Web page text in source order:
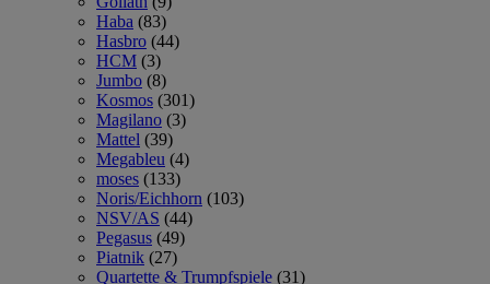
Haba (83)
Hasbro (44)
HCM (3)
Jumbo (8)
Kosmos (301)
Magilano (3)
Mattel (39)
Megableu (4)
moses (133)
Noris/Eichhorn (103)
NSV/AS (44)
Pegasus (49)
Piatnik (27)
Quartette & Trumpfspiele (31)